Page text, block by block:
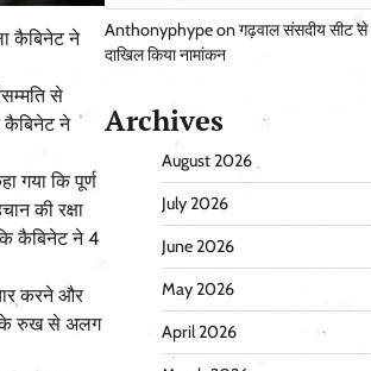
कैबिनेट ने
से
कैबिनेट ने
गया कि पूर्ण
की रक्षा
कैबिनेट ने 4
करने और
के रुख से अलग
Anthonyphypeonगढ़वाल संसदीय सीट से
दाखिल किया नामांकन
Archives
August 2026
July 2026
June 2026
May 2026
April 2026